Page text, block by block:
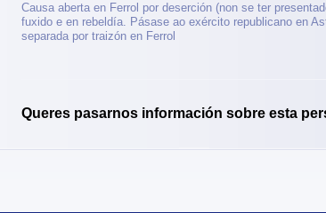
Causa aberta en Ferrol por deserción (non se ter
fuxido e en rebeldía. Pásase ao exército republicano en
separada por traizón en Ferrol
Queres pasarnos información sobre esta